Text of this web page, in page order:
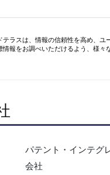
テラスは、情報の信頼性を高め、ユ
情報をお調べいただけるよう、様々
パテント・インテグ
会社